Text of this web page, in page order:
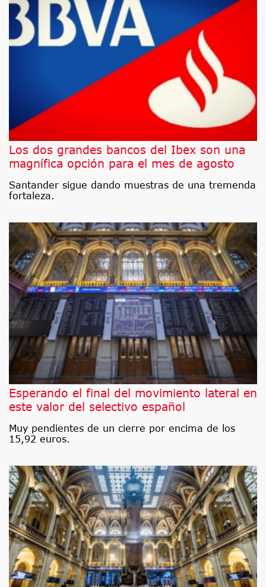
Los dos grandes bancos del Ibex son una
magnífica opción para el mes de agosto
Santander sigue dando muestras de una tremenda
fortaleza.
Esperando el final del movimiento lateral en
este valor del selectivo español
Muy pendientes de un cierre por encima de los
15,92 euros.